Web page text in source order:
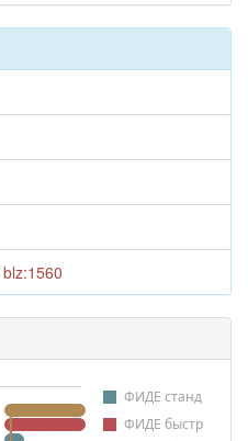
blz:1560
ФИДЕ станд
ФИДЕ быстр